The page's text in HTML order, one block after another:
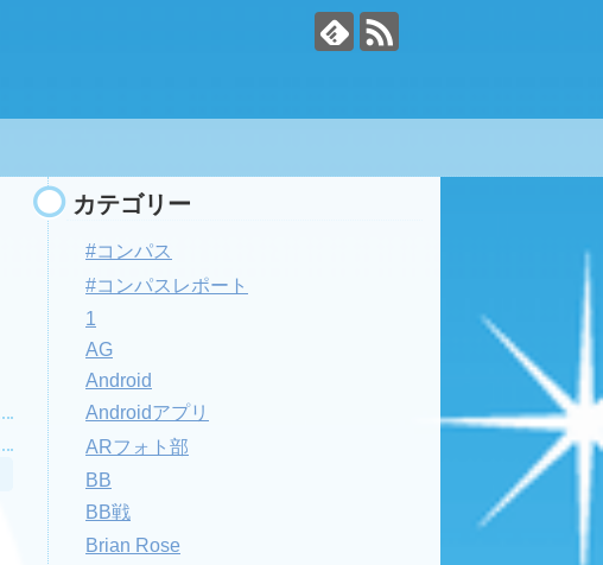
カテゴリー
#コンパス
#コンパスレポート
1
AG
Android
Androidアプリ
ARフォト部
BB
BB戦
Brian Rose